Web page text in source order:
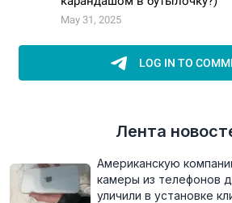
Лента
Американскую
камеры из телефонов
уличили в установке